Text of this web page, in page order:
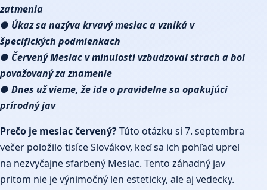
zatmenia
● Úkaz sa nazýva krvavý mesiac a vzniká v
špecifických podmienkach
● Červený Mesiac v minulosti vzbudzoval strach a bol
považovaný za znamenie
● Dnes už vieme, že ide o pravidelne sa opakujúci
prírodný jav
Prečo je mesiac červený?Túto otázku si 7. septembra
večer položilo tisíce Slovákov, keď sa ich pohľad uprel
na nezvyčajne sfarbený Mesiac. Tento záhadný jav
pritom nie je výnimočný len esteticky, ale aj vedecky.